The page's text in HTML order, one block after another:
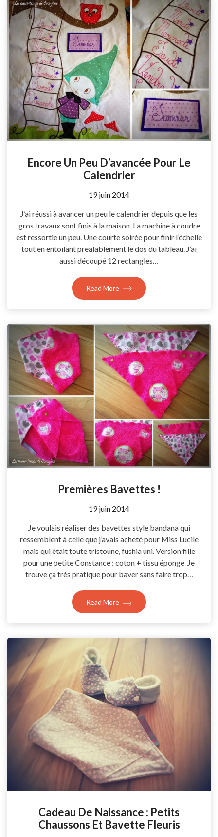
Encore Un Peu D’avancée Pour Le
Calendrier
by
19 juin 2014
J’ai réussi à avancer un peu le calendrier depuis que les
gros travaux sont finis à la maison. La machine à coudre
est ressortie un peu. Une courte soirée pour finir l’échelle
tout en entoilant préalablement le dos du tableau. J’ai
aussi découpé 12 rectangles…
Read More
Premières Bavettes !
by
19 juin 2014
Je voulais réaliser des bavettes style bandana qui
ressemblent à celle que j’avais acheté pour Miss Lucile
mais qui était toute tristoune, fushia uni. Version fille
pour une petite Constance : coton + tissu éponge Je
trouve ça très pratique pour baver sans faire trop…
Read More
Cadeau De Naissance : Petits
Chaussons Et Bavette Fleuris